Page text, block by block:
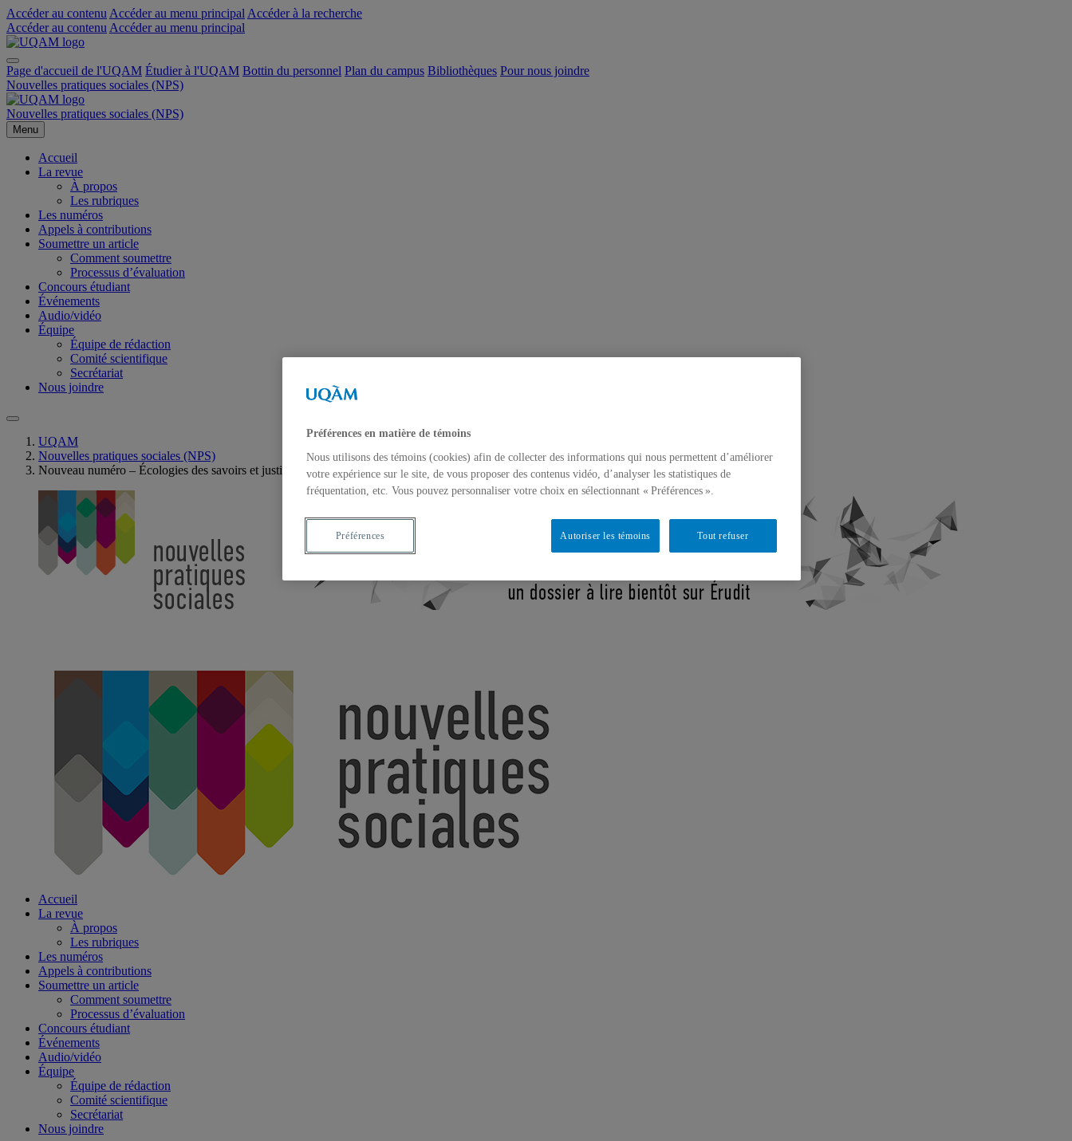
Accéder au contenu Accéder au menu principal Accéder à la recherche
Accéder au contenu Accéder au menu principal
Page d'accueil de l'UQAM Étudier à l'UQAM Bottin du personnel Plan du campus Bibliothèques Pour nous joindre
Nouvelles pratiques sociales (NPS)
Nouvelles pratiques sociales (NPS)
Menu
Accueil
La revue
À propos
Les rubriques
Les numéros
Appels à contributions
Soumettre un article
Comment soumettre
Processus d’évaluation
Concours étudiant
Événements
Audio/vidéo
Équipe
Équipe de rédaction
Comité scientifique
Secrétariat
Nous joindre
UQAM
Nouvelles pratiques sociales (NPS)
Nouveau numéro – Écologies des savoirs et justice cognitive en travail social
Accueil
La revue
À propos
Les rubriques
Les numéros
Appels à contributions
Soumettre un article
Comment soumettre
Processus d’évaluation
Concours étudiant
Événements
Audio/vidéo
Équipe
Équipe de rédaction
Comité scientifique
Secrétariat
Nous joindre
Préférences en matière de témoins
Nous utilisons des témoins (cookies) afin de collecter des informations qui nous permettent d’améliorer
votre expérience sur le site, de vous proposer des contenus vidéo, d’analyser les statistiques de
fréquentation, etc. Vous pouvez personnaliser votre choix en sélectionnant « Préférences ».
Tout refuser
Autoriser les témoins
Préférences